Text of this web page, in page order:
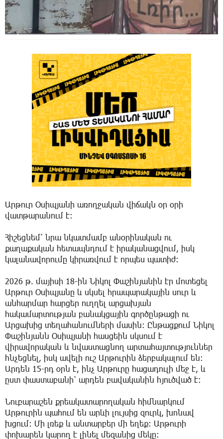
Արթուր Օսիպյանի առողջական վիճակն օր օրի
վատթարանում է։
Հիշեցնեմ՝ նրա նկատմամբ անօրինական ու
քաղաքական հետապնդում է իրականացվում, իսկ
կալանավորումը կիրառվում է որպես պատիժ։
2026 թ. մայիսի 18-ին Նիկոլ Փաշինյանին էր մոտեցել
Արթուր Օսիպյանը և սկսել հրապարակային սուր և
անհարմար հարցեր ուղղել արցախյան
հակամարտության բանակցային գործընթացի ու
Արցախից տեղահանումների մասին։ Ընթացքում Նիկոլ
Փաշինյանն Օսիպյանի հասցեին սկսում է
վիրավորական և նվաստացնող արտահայտություններ
հնչեցնել, իսկ ավելի ուշ Արթուրին ձերբակալում են։
Արդեն 15-րդ օրն է, ինչ Արթուրը հացադուլի մեջ է, և
ըստ փաստաբանի՝ արդեն բավականին հյուծված է։
Նուբարաշեն քրեակատարողական հիմնարկում
Արթուրին պահում են արևի լույսից զուրկ, խոնավ
խցում։ Մի լռեք և անտարբեր մի եղեք։ Արթուրի
փոխարեն կարող է լինել մեզանից մեկը։